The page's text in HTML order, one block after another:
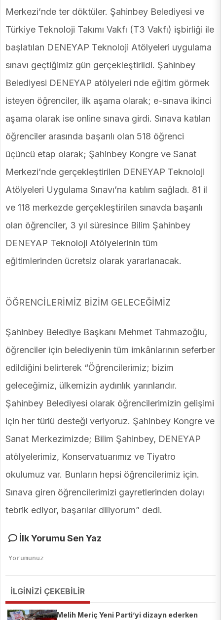
Merkezi’nde ter döktüler. Şahinbey Belediyesi ve
Türkiye Teknoloji Takımı Vakfı (T3 Vakfı) işbirliği ile
başlatılan DENEYAP Teknoloji Atölyeleri uygulama
sınavı geçtiğimiz gün gerçekleştirildi. Şahinbey
Belediyesi DENEYAP atölyeleri nde eğitim görmek
isteyen öğrenciler, ilk aşama olarak; e-sınava ikinci
aşama olarak ise online sınava girdi. Sınava katılan
öğrenciler arasında başarılı olan 518 öğrenci
üçüncü etap olarak; Şahinbey Kongre ve Sanat
Merkezi’nde gerçekleştirilen DENEYAP Teknoloji
Atölyeleri Uygulama Sınavı’na katılım sağladı. 81 il
ve 118 merkezde gerçekleştirilen sınavda başarılı
olan öğrenciler, 3 yıl süresince Bilim Şahinbey
DENEYAP Teknoloji Atölyelerinin tüm
eğitimlerinden ücretsiz olarak yararlanacak.
ÖĞRENCİLERİMİZ BİZİM GELECEĞİMİZ
Şahinbey Belediye Başkanı Mehmet Tahmazoğlu,
öğrenciler için belediyenin tüm imkânlarının seferber
edildiğini belirterek “Öğrencilerimiz; bizim
geleceğimiz, ülkemizin aydınlık yarınlarıdır.
Şahinbey Belediyesi olarak öğrencilerimizin gelişimi
için her türlü desteği veriyoruz. Şahinbey Kongre ve
Sanat Merkezimizde; Bilim Şahinbey, DENEYAP
atölyelerimiz, Konservatuarımız ve Tiyatro
okulumuz var. Bunların hepsi öğrencilerimiz için.
Sınava giren öğrencilerimizi gayretlerinden dolayı
tebrik ediyor, başarılar diliyorum” dedi.
İlk Yorumu Sen Yaz
İLGİNİZİ ÇEKEBİLİR
Melih Meriç Yeni Parti’yi dizayn ederken